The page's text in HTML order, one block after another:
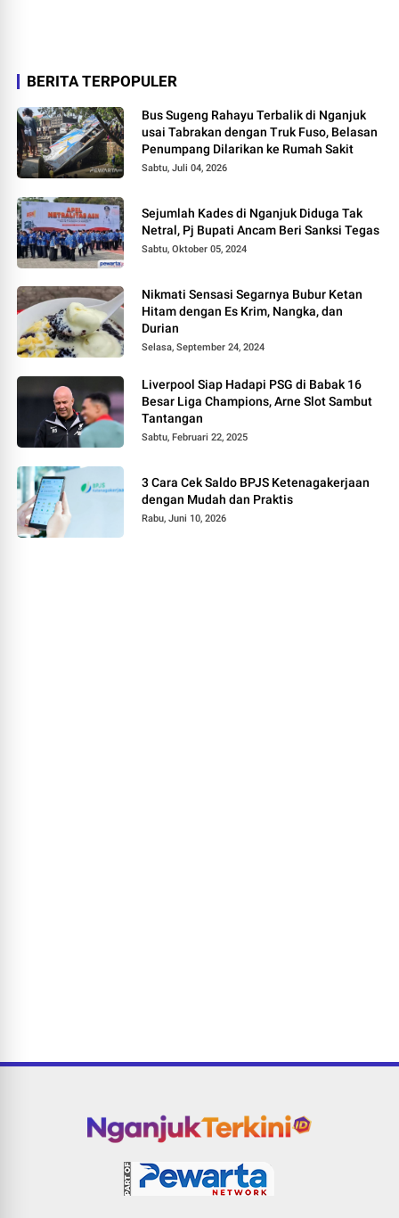
BERITA TERPOPULER
Bus Sugeng Rahayu Terbalik di Nganjuk
usai Tabrakan dengan Truk Fuso, Belasan
Penumpang Dilarikan ke Rumah Sakit
Sabtu, Juli 04, 2026
Sejumlah Kades di Nganjuk Diduga Tak
Netral, Pj Bupati Ancam Beri Sanksi Tegas
Sabtu, Oktober 05, 2024
Nikmati Sensasi Segarnya Bubur Ketan
Hitam dengan Es Krim, Nangka, dan
Durian
Selasa, September 24, 2024
Liverpool Siap Hadapi PSG di Babak 16
Besar Liga Champions, Arne Slot Sambut
Tantangan
Sabtu, Februari 22, 2025
3 Cara Cek Saldo BPJS Ketenagakerjaan
dengan Mudah dan Praktis
Rabu, Juni 10, 2026